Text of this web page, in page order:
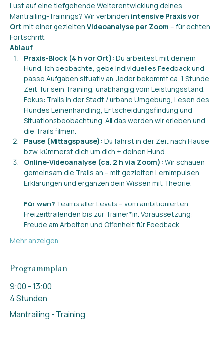
Lust auf eine tiefgehende Weiterentwicklung deines
Mantrailing-Trainings? Wir verbinden intensive Praxis vor
Ort mit einer gezielten Videoanalyse per Zoom – für echten
Fortschritt.
Ablauf
Praxis-Block (4 h vor Ort): Du arbeitest mit deinem
Hund, ich beobachte, gebe individuelles Feedback und
passe Aufgaben situativ an. Jeder bekommt ca. 1 Stunde
Zeit  für sein Training, unabhängig vom Leistungsstand.
Fokus: Trails in der Stadt / urbane Umgebung, Lesen des
Hundes Leinenhandling, Entscheidungsfindung und
Situationsbeobachtung. All das werden wir erleben und
die Trails filmen.
Pause (Mittagspause): Du fährst in der Zeit nach Hause
bzw. kümmerst dich um dich + deinen Hund.
Online-Videoanalyse (ca. 2 h via Zoom): Wir schauen
gemeinsam die Trails an – mit gezielten Lernimpulsen,
Erklärungen und ergänzen dein Wissen mit Theorie.
Für wen? Teams aller Levels – vom ambitionierten
Freizeittrailenden bis zur Trainer*in. Voraussetzung:
Freude am Arbeiten und Offenheit für Feedback.
Mehr anzeigen
Programmplan
9:00 - 13:00
4 Stunden
Mantrailing - Training